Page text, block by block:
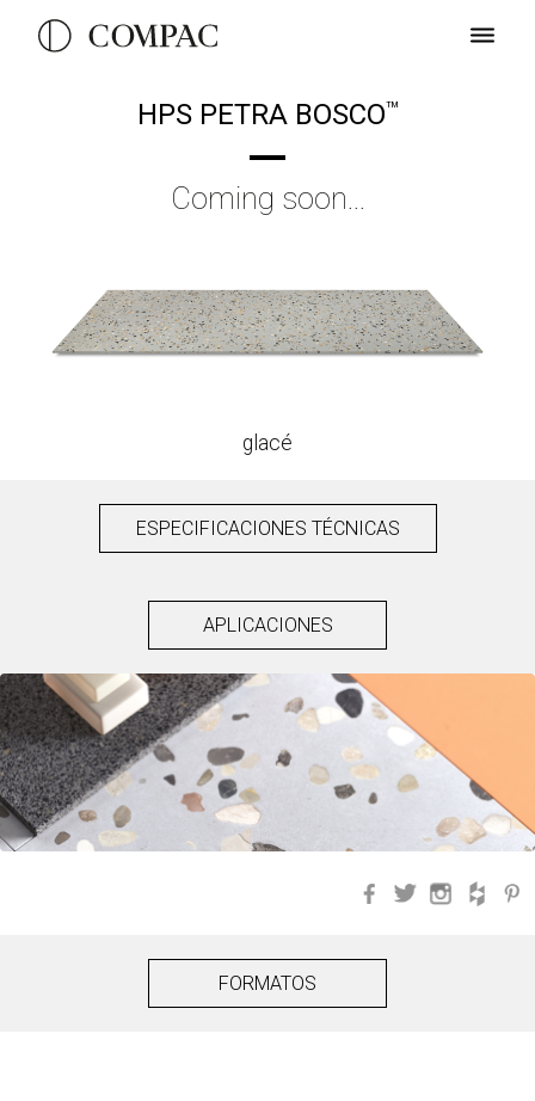
HPS PETRA BOSCOTM
Coming soon...
glacé
ESPECIFICACIONES TÉCNICAS
APLICACIONES
Facebook
Twitter
FORMATOS